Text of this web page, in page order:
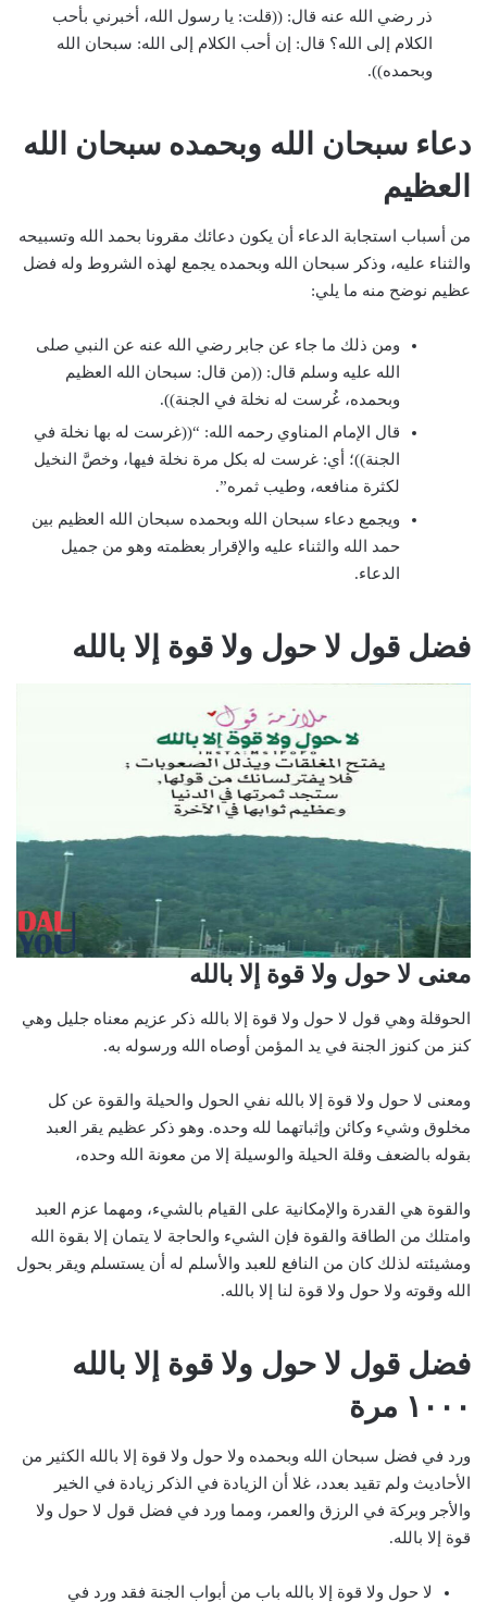
ذر رضي الله عنه قال: ((قلت: يا رسول الله، أخبرني بأحب
الكلام إلى الله؟ قال: إن أحب الكلام إلى الله: سبحان الله
وبحمده)).
دعاء سبحان الله وبحمده سبحان الله
العظيم
من أسباب استجابة الدعاء أن يكون دعائك مقرونا بحمد الله وتسبيحه
والثناء عليه، وذكر سبحان الله وبحمده يجمع لهذه الشروط وله فضل
عظيم نوضح منه ما يلي:
ومن ذلك ما جاء عن جابر رضي الله عنه عن النبي صلى
الله عليه وسلم قال: ((من قال: سبحان الله العظيم
وبحمده، غُرست له نخلة في الجنة)).
قال الإمام المناوي رحمه الله: “((غرست له بها نخلة في
الجنة))؛ أي: غرست له بكل مرة نخلة فيها، وخصَّ النخيل
لكثرة منافعه، وطيب ثمره”.
ويجمع دعاء سبحان الله وبحمده سبحان الله العظيم بين
حمد الله والثناء عليه والإقرار بعظمته وهو من جميل
الدعاء.
فضل قول لا حول ولا قوة إلا بالله
معنى لا حول ولا قوة إلا بالله
الحوقلة وهي قول لا حول ولا قوة إلا بالله ذكر عزيم معناه جليل وهي
كنز من كنوز الجنة في يد المؤمن أوصاه الله ورسوله به.
ومعنى لا حول ولا قوة إلا بالله نفي الحول والحيلة والقوة عن كل
مخلوق وشيء وكائن وإثباتهما لله وحده. وهو ذكر عظيم يقر العبد
بقوله بالضعف وقلة الحيلة والوسيلة إلا من معونة الله وحده،
والقوة هي القدرة والإمكانية على القيام بالشيء، ومهما عزم العبد
وامتلك من الطاقة والقوة فإن الشيء والحاجة لا يتمان إلا بقوة الله
ومشيئته لذلك كان من النافع للعبد والأسلم له أن يستسلم ويقر بحول
الله وقوته ولا حول ولا قوة لنا إلا بالله.
فضل قول لا حول ولا قوة إلا بالله
١٠٠٠ مرة
ورد في فضل سبحان الله وبحمده ولا حول ولا قوة إلا بالله الكثير من
الأحاديث ولم تقيد بعدد، غلا أن الزيادة في الذكر زيادة في الخير
والأجر وبركة في الرزق والعمر، ومما ورد في فضل قول لا حول ولا
قوة إلا بالله.
لا حول ولا قوة إلا بالله باب من أبواب الجنة فقد ورد في